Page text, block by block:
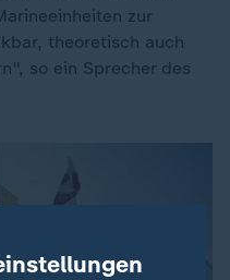
zur
theoretisch auch
so ein Sprecher des